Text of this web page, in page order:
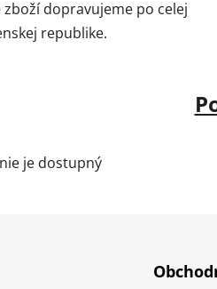
zboží dopravujeme po celej
republike.
je dostupný